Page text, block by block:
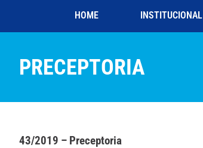
HOME INSTITUCIONAL
PRECEPTORIA
43/2019 – Preceptoria